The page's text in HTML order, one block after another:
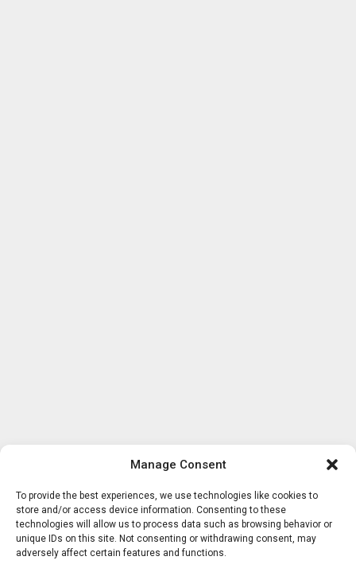
Manage Consent
To provide the best experiences, we use technologies like cookies to
store and/or access device information. Consenting to these
technologies will allow us to process data such as browsing behavior or
unique IDs on this site. Not consenting or withdrawing consent, may
adversely affect certain features and functions.